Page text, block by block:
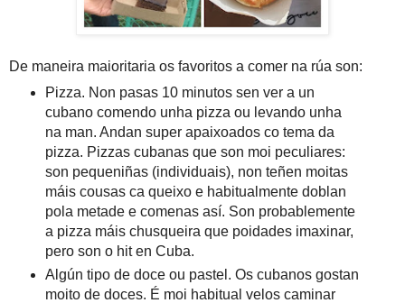
De maneira maioritaria os favoritos a comer na rúa son:
Pizza. Non pasas 10 minutos sen ver a un
cubano comendo unha pizza ou levando unha
na man. Andan super apaixoados co tema da
pizza. Pizzas cubanas que son moi peculiares:
son pequeniñas (individuais), non teñen moitas
máis cousas ca queixo e habitualmente doblan
pola metade e comenas así. Son probablemente
a pizza máis chusqueira que poidades imaxinar,
pero son o hit en Cuba.
Algún tipo de doce ou pastel. Os cubanos gostan
moito de doces. É moi habitual velos caminar